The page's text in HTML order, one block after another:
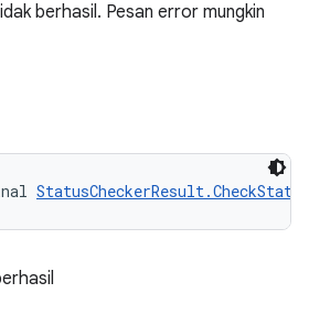
berhasil. Pesan error mungkin
StatusCheckerResult.CheckStatus